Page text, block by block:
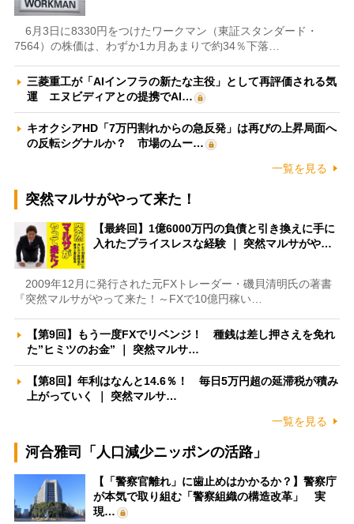
6月3日に8330円をつけたワークマン（東証スタンダード・
7564）の株価は、わずか1カ月あまりで約34％下落…
三菱重工が「AIインフラの新たな主役」として再評価される気
運 エヌビディアとの提携でAI…
キオクシアHD「7万円割れからの急反発」は再びの上昇局面へ
の反転シグナルか？ 市場のムー…
一覧を見る
突然マルサがやって来た！
【最終回】1億6000万円の負債と引き換えに手に
入れたプライスレスな経験 ｜ 突然マルサがや…
2009年12月に発行された元FXトレーダー・磯貝清明氏の著書
『突然マルサがやって来た！～FXで10億円稼い…
【第9回】もう一度FXでリベンジ！ 種銭は差し押さえを免れ
た”ヒミツのお金” ｜ 突然マルサ…
【第8回】年利はなんと14.6％！ 毎日5万円超の延滞税が積み
上がっていく ｜ 突然マルサ…
一覧を見る
河合雅司「人口減少ニッポンの活路」
【「警察官離れ」に歯止めはかかるか？】警察庁
が本気で取り組む「警察組織の構造改革」 実
現…